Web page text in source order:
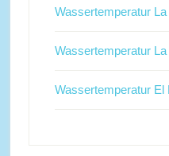
Wassertemperatur
Wassertemperatur
Wassertemperatur El